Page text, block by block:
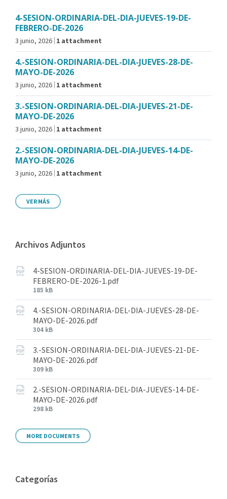
4-SESION-ORDINARIA-DEL-DIA-JUEVES-19-DE-
FEBRERO-DE-2026
3 junio, 2026 1 attachment
4.-SESION-ORDINARIA-DEL-DIA-JUEVES-28-DE-
MAYO-DE-2026
3 junio, 2026 1 attachment
3.-SESION-ORDINARIA-DEL-DIA-JUEVES-21-DE-
MAYO-DE-2026
3 junio, 2026 1 attachment
2.-SESION-ORDINARIA-DEL-DIA-JUEVES-14-DE-
MAYO-DE-2026
3 junio, 2026 1 attachment
VER MÁS
Archivos Adjuntos
4-SESION-ORDINARIA-DEL-DIA-JUEVES-19-DE-
FEBRERO-DE-2026-1.pdf
185 kB
4.-SESION-ORDINARIA-DEL-DIA-JUEVES-28-DE-
MAYO-DE-2026.pdf
304 kB
3.-SESION-ORDINARIA-DEL-DIA-JUEVES-21-DE-
MAYO-DE-2026.pdf
309 kB
2.-SESION-ORDINARIA-DEL-DIA-JUEVES-14-DE-
MAYO-DE-2026.pdf
298 kB
MORE DOCUMENTS
Categorías